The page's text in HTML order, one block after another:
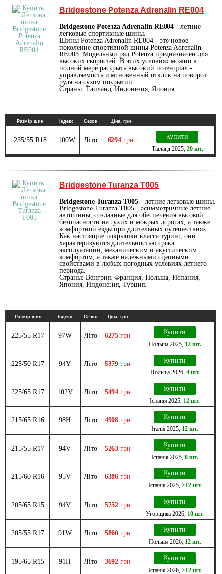
Bridgestone Potenza Adrenalin RE004
Bridgestone Potenza Adrenalin RE004 - летние
легковые спортивные шины.
Шины Potenza Adrenalin RE004 - это новое
поколение спортивной шины Potenza Adrenalin
RE003. Модельный ряд Potenza предназначен для
высоких скоростей. В этих условиях можно в
полной мере раскрыть высокий потенциал -
управляемость и мгновенный отклик на поворот
руля на сухом покрытии.
Страны: Таиланд, Индонезия, Япония.
Размір шин Індекс Сезон Ціна, грн
235/55 R18 100W Літо 6294 грн Купити
Таїланд2025, 20 шт.
Bridgestone Turanza T005
Bridgestone Turanza T005 - летние легковые шины.
Bridgestone Turanza T005 - асимметричные летние
автошины, созданные для обеспечения высокой
безопасности на сухих и мокрых дорогах, а также
комфортной езды при длительных путешествиях.
Как настоящие покрышки класса туринг, они
характеризуются длительностью срока
эксплуатации, механическим и акустическим
комфортом, а также надёжными сцепными
свойствами в любых погодных условиях летнего
периода.
Страны: Венгрия, Франция, Польша, Испания,
Япония, Индонезия, Турция.
Размір шин Індекс Сезон Ціна, грн
225/55 R17 97W Літо 6275 грн Купити
Польща2025, 12 шт.
225/50 R17 94Y Літо 5379 грн Купити
Польща2026, 4 шт.
225/65 R17 102V Літо 5494 грн Купити
Іспанія 2025 12 шт.
215/65 R16 98H Літо 4908 грн Купити
Італія 2025 12 шт.
215/55 R17 94V Літо 5263 грн Купити
Іспанія 2025 8 шт.
215/60 R16 95V Літо 6386 грн Купити
Іспанія2025, >12 шт.
205/65 R15 94V Літо 5752 грн Купити
Угорщина 2026 10 шт.
205/55 R17 91W Літо 5860 грн Купити
Польща2026, 12 шт.
195/65 R15 91H Літо 3692 грн Купити
Іспанія2026, >12 шт.